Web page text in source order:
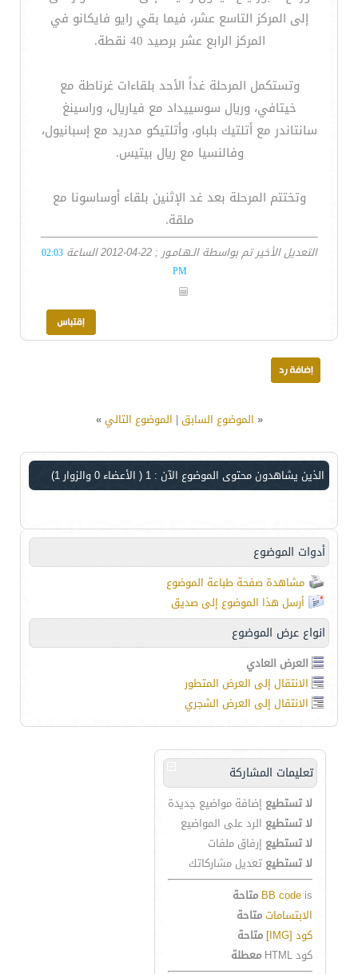
إلى المركز التاسع عشر، فيما بقي رايو فايكانو في
المركز الرابع عشر برصيد 40 نقطة.
وتستكمل المرحلة غداً الأحد بلقاءات غرناطة مع
خيتافي، وريال سوسييداد مع فياريال، وراسينغ
سانتاندر مع أتلتيك بلباو، وأتلتيكو مدريد مع إسبانيول،
وفالنسيا مع ريال بيتيس.
وتختتم المرحلة بعد غد الإثنين بلقاء أوساسونا مع
ملقة.
التعديل الأخير تم بواسطة الـهـامـور ; 22-04-2012 الساعة
02:03
PM
« الموضوع السابق| الموضوع التالي»
الذين يشاهدون محتوى الموضوع الآن : 1 ( الأعضاء 0 والزوار 1)
أدوات الموضوع
مشاهدة صفحة طباعة الموضوع
أرسل هذا الموضوع إلى صديق
انواع عرض الموضوع
العرض العادي
الانتقال إلى العرض المتطور
الانتقال إلى العرض الشجري
تعليمات المشاركة
لا تستطيع إضافة مواضيع جديدة
لا تستطيع الرد على المواضيع
لا تستطيع إرفاق ملفات
لا تستطيع تعديل مشاركاتك
BB code is
متاحة
الابتساماتمتاحة
كود [IMG]
متاحة
كود HTML
معطلة